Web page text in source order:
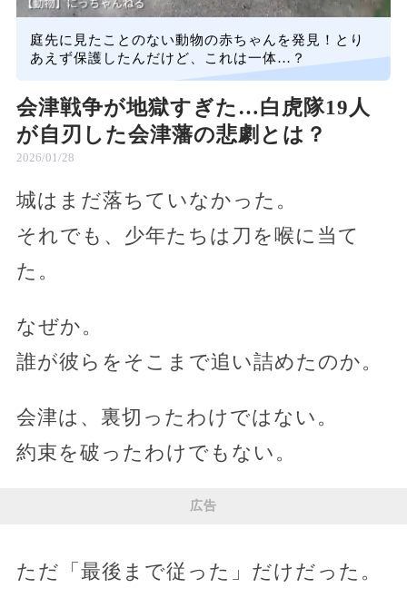
庭先に見たことのない動物の赤ちゃんを発見！とり
あえず保護したんだけど、これは一体…？
会津戦争が地獄すぎた…白虎隊19人
が自刃した会津藩の悲劇とは？
2026/01/28
城はまだ落ちていなかった。
それでも、少年たちは刀を喉に当て
た。
なぜか。
誰が彼らをそこまで追い詰めたのか。
会津は、裏切ったわけではない。
約束を破ったわけでもない。
広告
ただ「最後まで従った」だけだった。